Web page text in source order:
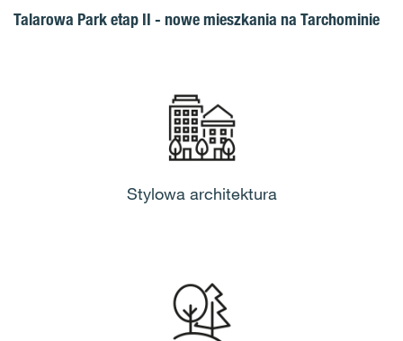
Talarowa Park etap II - nowe mieszkania na Tarchominie
Stylowa architektura